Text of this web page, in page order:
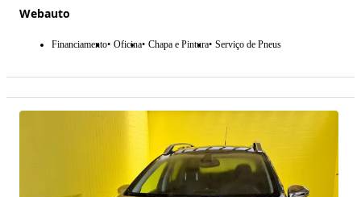
Webauto
Financiamento Oficina Chapa e Pintura Serviço de Pneus